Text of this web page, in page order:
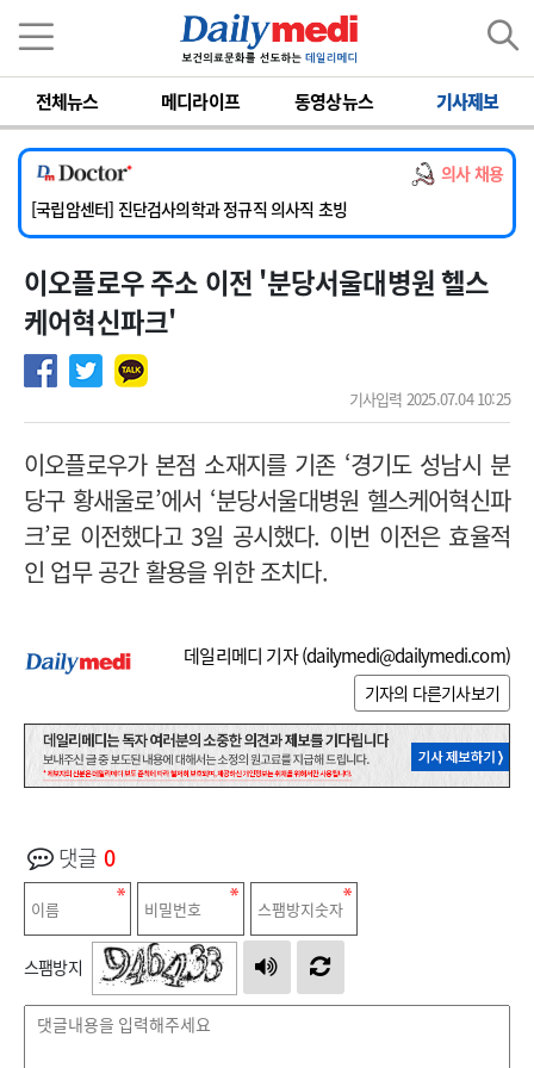
전체뉴스 메디라이프 동영상뉴스 기사제보
의사 채용
[서울아산병원] 2026년 하반기 인턴 모집
[명지병원] 하반기 전공의(인턴) 모집
[동국대학교 경주병원] 내과(소화기, 심장, 내분비), 소아청소년과, 외과, 심장혈관흉부외과, 이비인후과, 병리과 교원 초빙
[국립암센터] 진단검사의학과 정규직 의사직 초빙
[인제대학교해운대백병원] 치과 진료교수 모집 공고
[서울아산병원] 2026년 하반기 인턴 모집
[명지병원] 하반기 전공의(인턴) 모집
이오플로우 주소 이전 '분당서울대병원 헬스
케어혁신파크'
기사입력 2025.07.04 10:25
이오플로우가본점 소재지를 기존 ‘경기도 성남시 분
당구 황새울로’에서 ‘분당서울대병원 헬스케어혁신파
크’로 이전했다고 3일 공시했다. 이번 이전은 효율적
인 업무 공간 활용을 위한 조치다.
데일리메디 기자 (dailymedi@dailymedi.com)
기자의 다른기사보기
댓글 0
스팸방지